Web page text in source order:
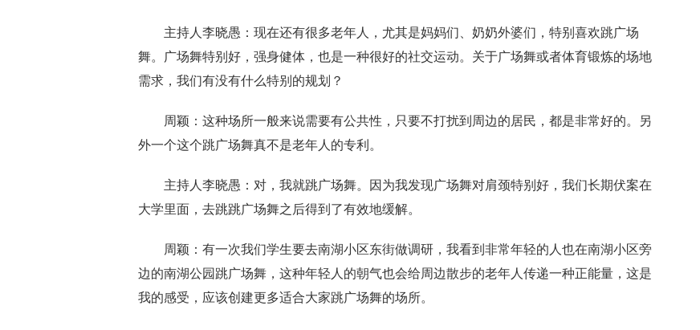
主持人李晓愚： 现在还有很多老年人，尤其是妈妈们
奶奶外婆们，特别喜欢跳广场
舞。 广场舞特别好，强身健体 ， 也是一种很好的社交运动。关于广场舞或者体育锻炼的场地
需求，我们有没有什么特别的规划？
周颖： 这种场所一般来说需要有公共性，只要不打扰到周边的居民，都是非常好的。另
外一个这个跳广场舞真不是老年人的专利。
主持人李晓愚： 对，我就跳广场舞。因为我发现广场舞对肩颈特别好，我们长期伏案在
大学里面，去跳跳广场舞之后得到了有效地缓解。
周颖： 有一次我们学生要去南湖小区东街做调研， 我看到 非常年轻的人也在南湖小区旁
边的南湖公园跳广场舞，这种年轻人的朝气也会给周边散步的老年人传递一种正能量，这是
我的感受 ， 应该创建更多适合大家跳广场舞的场所。